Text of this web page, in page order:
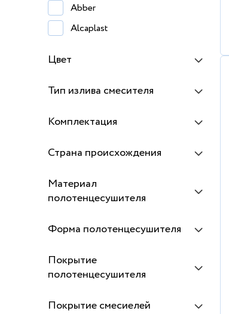
Abber
Alcaplast
Cersanit
Hansgrohe
Iddis
Lyuker
Optima
Terminus
Цвет
Тип излива смесителя
Комплектация
Страна происхождения
Материал
полотенцесушителя
Форма полотенцесушителя
Покрытие
полотенцесушителя
Покрытие смесиелей